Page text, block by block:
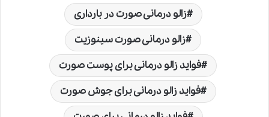
زالو درمانی صورت در بارداری
زالو درمانی صورت سینوزیت
فواید زالو درمانی برای پوست صورت
فواید زالو درمانی برای جوش صورت